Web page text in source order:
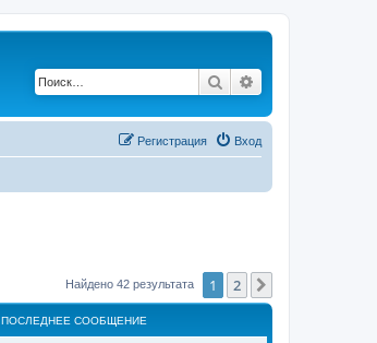
Поиск
Вход
Регистрация
Найдено 42 результата 1 2
ПОСЛЕДНЕЕ СООБЩЕНИЕ